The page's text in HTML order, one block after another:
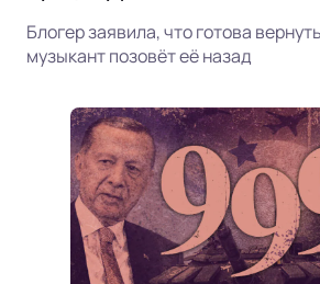
Блогер заявила, что готова
музыкант позовёт её назад